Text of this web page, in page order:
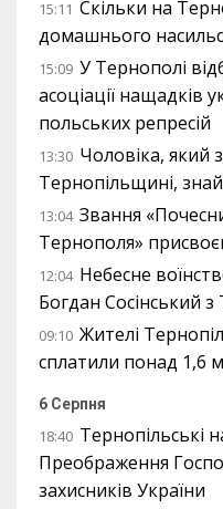
15:11 Скільки на
домашнього
15:09 У Тернополі
асоціації нащадків
польських репресій
13:30 Чоловіка, який
Тернопільщині,
13:04 Звання
Тернополя»
12:04 Небесне
Богдан Сосінський
09:10 Жителі
сплатили понад 1,6
6 Серпня
18:40 Тернопільські
Преображення
захисників України